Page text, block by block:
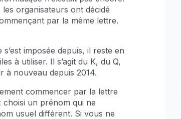
organisateurs ont décidé
par la même lettre.
imposée depuis, il reste en
à utiliser. Il s’agit du K, du Q,
à nouveau depuis 2014.
commencer par la lettre
choisi un prénom qui ne
usuel différent. Si vous ne